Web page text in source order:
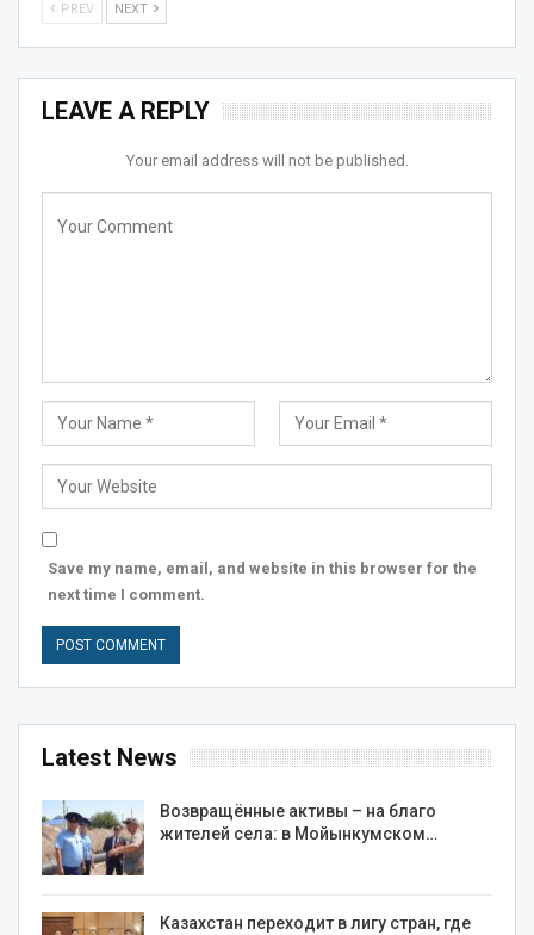
PREV NEXT
LEAVE A REPLY
Your email address will not be published.
Save my name, email, and website in this browser for the
next time I comment.
Latest News
Возвращённые активы – на благо
жителей села: в Мойынкумском…
Казахстан переходит в лигу стран, где